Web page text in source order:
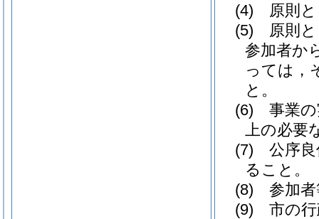
(4)
原則
(5)
原則
参加者か
っては，
と。
(6)
事業
上の必要
(7)
公序
ること。
(8)
参加
(9)
市の